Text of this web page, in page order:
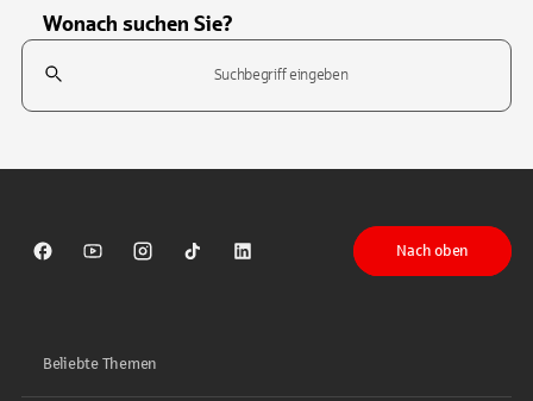
Wonach suchen Sie?
Suchfeld
Sparkasse auf Facebook
Sparkasse auf Youtube
Sparkasse auf Instagram
Sparkasse auf TikTok
Sparkasse auf LinkedIn
Nach oben
Beliebte Themen